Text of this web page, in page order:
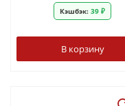
Кэшбэк: 39 ₽
В корзину